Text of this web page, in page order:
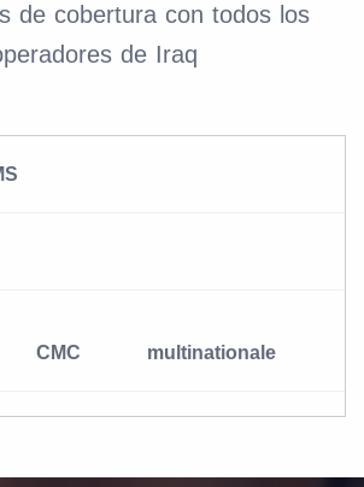
de cobertura con todos los
de Iraq
CMC multinationale